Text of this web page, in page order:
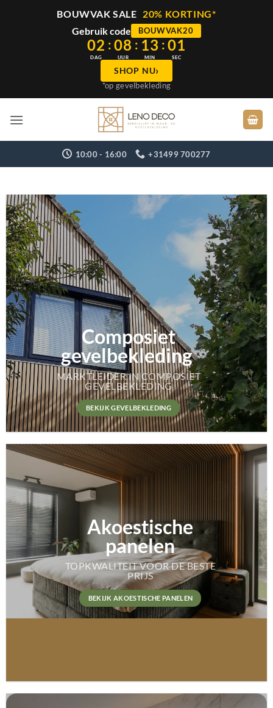
BOUWVAK SALE 20% KORTING*
Gebruik code
BOUWVAK20
02
DAG
: 08
UUR
: 13
MIN
: 00
SEC
SHOP NU›
*op gevelbekleding
naar
10:00 - 16:00 +31499 700277
Composiet
gevelbekleding
MARKTLEIDER IN COMPOSIET
GEVELBEKLEDING
BEKIJK GEVELBEKLEDING
Akoestische
panelen
TOPKWALITEIT VOOR DE BESTE
PRIJS
BEKIJK AKOESTISCHE PANELEN